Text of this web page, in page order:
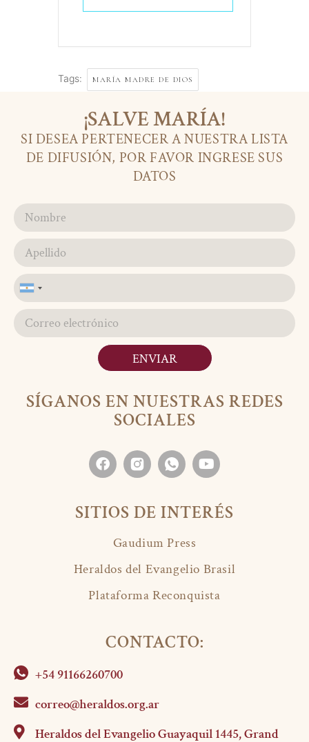
Tags: MARÍA MADRE DE DIOS
CONTACTO:
+54 91166260700
correo@heraldos.org.ar
Heraldos del Evangelio Guayaquil 1445, Grand
SÍGANOS EN NUESTRAS REDES
SOCIALES
SITIOS DE INTERÉS
Gaudium Press
Heraldos del Evangelio Brasil
Plataforma Reconquista
¡SALVE MARÍA!
SI DESEA PERTENECER A NUESTRA LISTA
DE DIFUSIÓN, POR FAVOR INGRESE SUS
DATOS
Argentina
ENVIAR